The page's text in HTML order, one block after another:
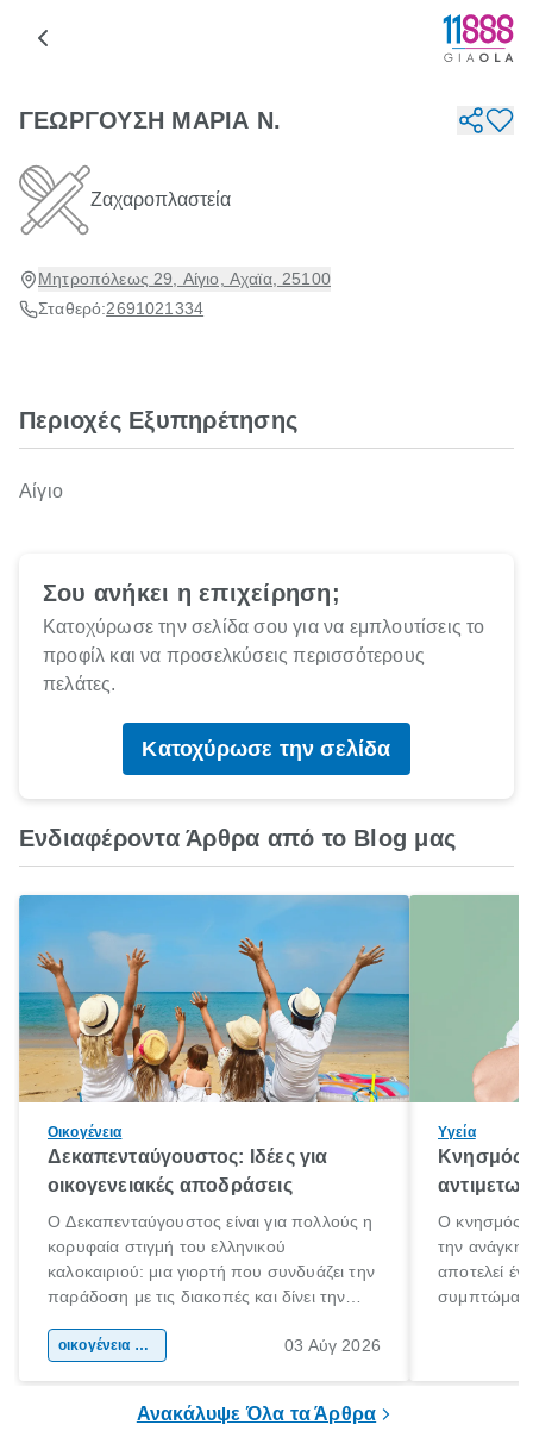
ΓΕΩΡΓΟΥΣΗ ΜΑΡΙΑ Ν.
Ζαχαροπλαστεία
Μητροπόλεως 29, Αίγιο, Αχαϊα, 25100
Σταθερό:2691021334
Περιοχές Εξυπηρέτησης
Αίγιο
Σου ανήκει η επιχείρηση;
Κατοχύρωσε την σελίδα σου για να εμπλουτίσεις το
προφίλ και να προσελκύσεις περισσότερους
πελάτες.
Κατοχύρωσε την σελίδα
Ενδιαφέροντα Άρθρα από το Blog μας
Οικογένεια
Δεκαπενταύγουστος: Ιδέες για
οικογενειακές αποδράσεις
Ο Δεκαπενταύγουστος είναι για πολλούς η
κορυφαία στιγμή του ελληνικού
καλοκαιριού: μια γιορτή που συνδυάζει την
παράδοση με τις διακοπές και δίνει την
χώρας. Είτε πρόκειται για λίγες μέρες
οικογένεια & παιδί 03 Αύγ 2026
Υγεία
Κνησμός:
Ο κνησμός
την ανάγκη
αποτελεί
Ανακάλυψε Όλα τα Άρθρα